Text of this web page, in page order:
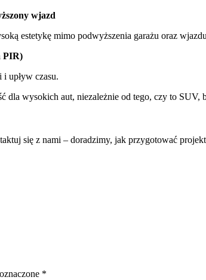
wjazd
estetykę mimo podwyższenia garażu oraz
PIR)
upływ czasu.
dla wysokich aut, niezależnie od tego, czy to
się z nami – doradzimy, jak przygotować
*